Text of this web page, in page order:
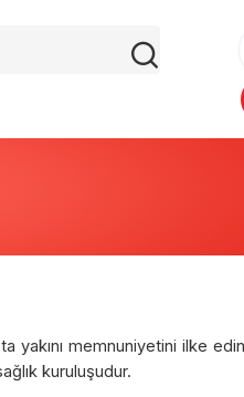
yakını memnuniyetini ilke
kuruluşudur.